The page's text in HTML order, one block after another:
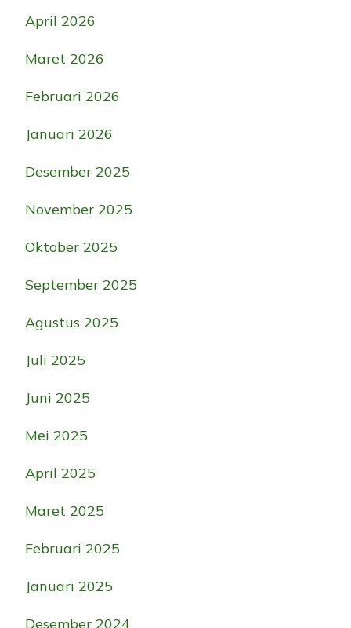
April 2026
Maret 2026
Februari 2026
Januari 2026
Desember 2025
November 2025
Oktober 2025
September 2025
Agustus 2025
Juli 2025
Juni 2025
Mei 2025
April 2025
Maret 2025
Februari 2025
Januari 2025
Desember 2024